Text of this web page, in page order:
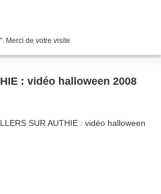
Merci de votre visite
: vidéo halloween 2008